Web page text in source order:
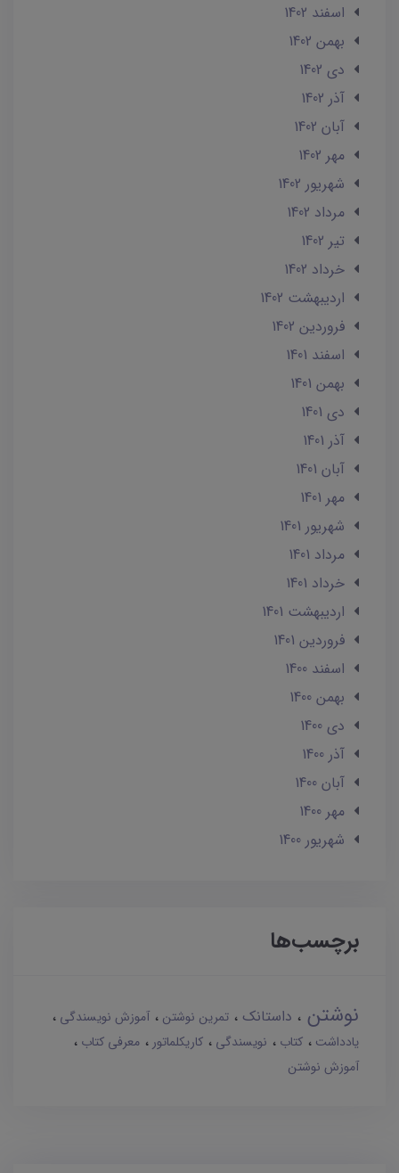
اسفند 1402
بهمن 1402
دی 1402
آذر 1402
آبان 1402
مهر 1402
شهریور 1402
مرداد 1402
تير 1402
خرداد 1402
ارديبهشت 1402
فروردین 1402
اسفند 1401
بهمن 1401
دی 1401
آذر 1401
آبان 1401
مهر 1401
شهریور 1401
مرداد 1401
خرداد 1401
ارديبهشت 1401
فروردین 1401
اسفند 1400
بهمن 1400
دی 1400
آذر 1400
آبان 1400
مهر 1400
شهریور 1400
برچسب‌ها
نوشتن داستانک تمرین نوشتن
آموزش نویسندگی
یادداشت
کتاب نویسندگی کاریکلماتور
معرفی کتاب
آموزش نوشتن